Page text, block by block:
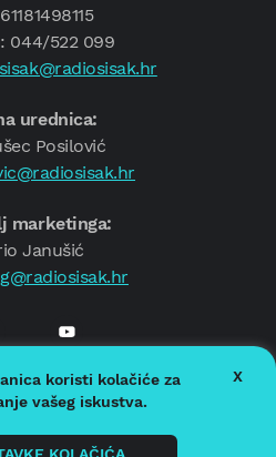
044/522 099
urednica:
Posilović
marketinga:
Janušić
Radio Sisak
privatnosti
kolačića
koristi kolačiće za
vašeg iskustva.
X